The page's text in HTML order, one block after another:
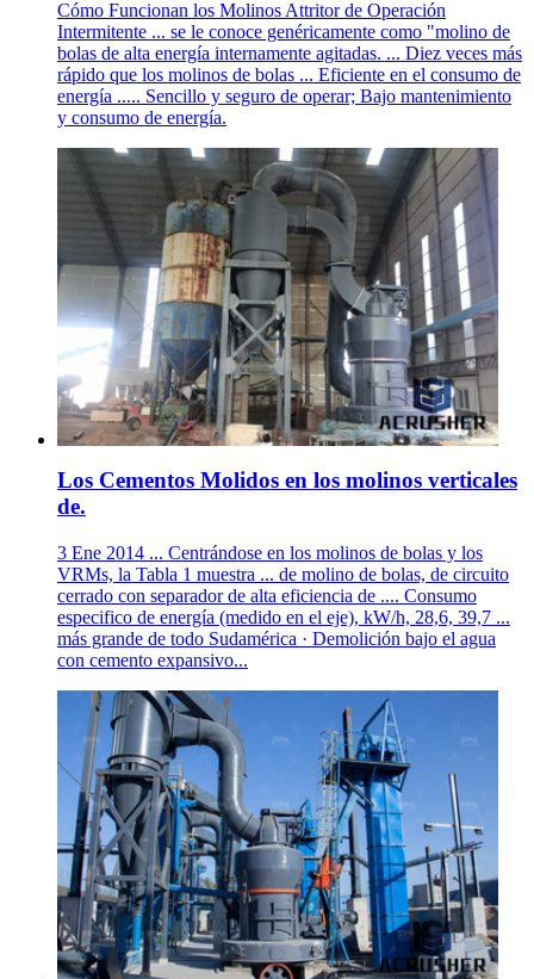
Cómo Funcionan los Molinos Attritor de Operación
Intermitente ... se le conoce genéricamente como "molino de
bolas de alta energía internamente agitadas. ... Diez veces más
rápido que los molinos de bolas ... Eficiente en el consumo de
energía ..... Sencillo y seguro de operar; Bajo mantenimiento
y consumo de energía.
Los Cementos Molidos en los molinos verticales
de.
3 Ene 2014 ... Centrándose en los molinos de bolas y los
VRMs, la Tabla 1 muestra ... de molino de bolas, de circuito
cerrado con separador de alta eficiencia de .... Consumo
especifico de energía (medido en el eje), kW/h, 28,6, 39,7 ...
más grande de todo Sudamérica · Demolición bajo el agua
con cemento expansivo...